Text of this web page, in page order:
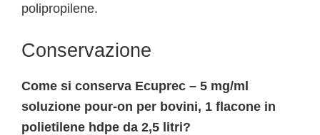
polipropilene.
Conservazione
Come si conserva Ecuprec – 5 mg/ml
soluzione pour-on per bovini, 1 flacone in
polietilene hdpe da 2,5 litri?